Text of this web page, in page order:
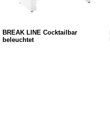
BREAK LINE Cocktailbar
beleuchtet